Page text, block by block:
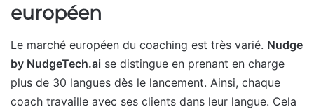
européen
Le marché européen du coaching est très varié. Nudge
by NudgeTech.ai se distingue en prenant en charge
plus de 30 langues dès le lancement. Ainsi, chaque
coach travaille avec ses clients dans leur langue. Cela